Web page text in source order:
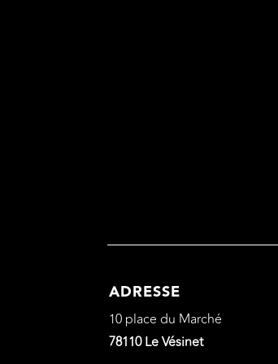
ADRESSE
10 place du Marché
78110 Le Vésinet